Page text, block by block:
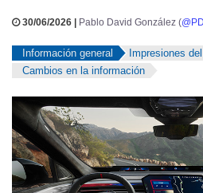
30/06/2026 | Pablo David González (
Información general
Impresiones
Cambios en la información